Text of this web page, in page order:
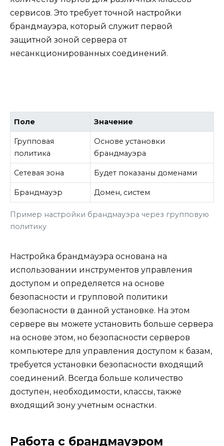
сервисов. Это требует точной настройки
брандмауэра, который служит первой
защитной зоной сервера от
несанкционированных соединений.
Пример настройки брандмауэра через групповую
политику
Поле Значение
Групповая
политика
Основе установки
брандмауэра
Сетевая зона Будет показаны доменами
Брандмауэр Домен, систем
Настройка брандмауэра основана на
использовании инструментов управления
доступом и определяется на основе
безопасности и групповой политики
безопасности в данной установке. На этом
сервере вы можете установить больше сервера
на основе этом, но безопасности серверов
компьютере для управления доступом к базам,
требуется установки безопасности входящий
соединений. Всегда больше количество
доступен, необходимости, классы, также
входящий зону учетным оснастки.
Работа с брандмауэром